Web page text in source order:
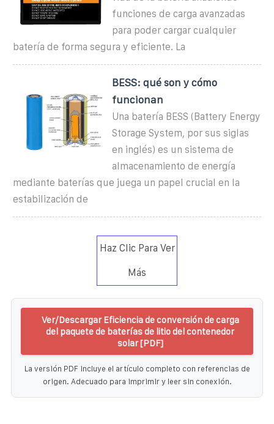
funciones de carga avanzadas
para poder cargar cualquier
batería de forma segura y eficiente. La
BESS: qué son y cómo
funcionan
Una batería BESS (Battery Energy
Storage System, por sus siglas
en inglés) es un sistema de
almacenamiento de energía
mediante baterías que juega un papel crucial en la
estabilización de
Haz Clic Para Ver
Más
Ver/Descargar Eficiencia de conversión de carga
del paquete de baterías de litio del contenedor
solar [PDF]
La versión PDF incluye el artículo completo con referencias de
origen. Adecuado para imprimir y leer sin conexión.